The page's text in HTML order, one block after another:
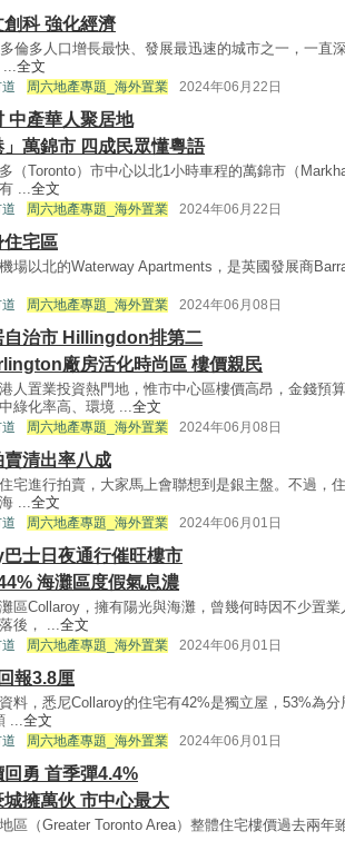
科 強化經濟
倫多人口增長最快、發展最迅速的城市之一，一直
...全文
周六地產專題_海外置業 2024年06月22日
中產華人聚居地
萬錦市 四成民眾懂粵語
（Toronto）市中心以北1小時車程的萬錦市（
...全文
周六地產專題_海外置業 2024年06月22日
住宅區
場以北的Waterway Apartments，是英國發展商
周六地產專題_海外置業 2024年06月08日
自治市 Hillingdon排第二
廠房活化時尚區 樓價親民
人置業投資熱門地，惟市中心區樓價高昂，金錢預
綠化率高、環境 ...全文
周六地產專題_海外置業 2024年06月08日
清出率八成
宅進行拍賣，大家馬上會聯想到是銀主盤。不過，
...全文
周六地產專題_海外置業 2024年06月01日
士日夜通行催旺樓市
海灘區度假氣息濃
區Collaroy，擁有陽光與海灘，曾幾何時因不少置
後， ...全文
周六地產專題_海外置業 2024年06月01日
報3.8厘
料，悉尼Collaroy的住宅有42%是獨立屋，53%為
...全文
周六地產專題_海外置業 2024年06月01日
勇 首季彈4.4%
擁萬伙 市中心最大
區（Greater Toronto Area）整體住宅樓價過去兩年